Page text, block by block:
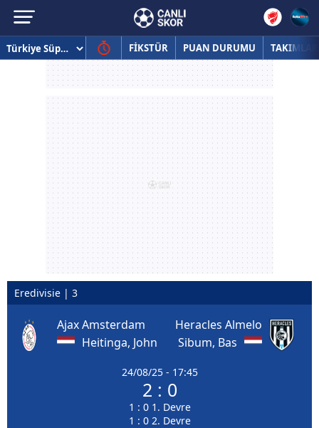
FİKSTÜR PUAN DURUMU TAKIMLAR
Eredivisie | 3
Ajax Amsterdam
Heitinga, John
24/08/25 - 17:45
2 : 0
1 : 0 1. Devre
1 : 0 2. Devre
Heracles Almelo
Sibum, Bas